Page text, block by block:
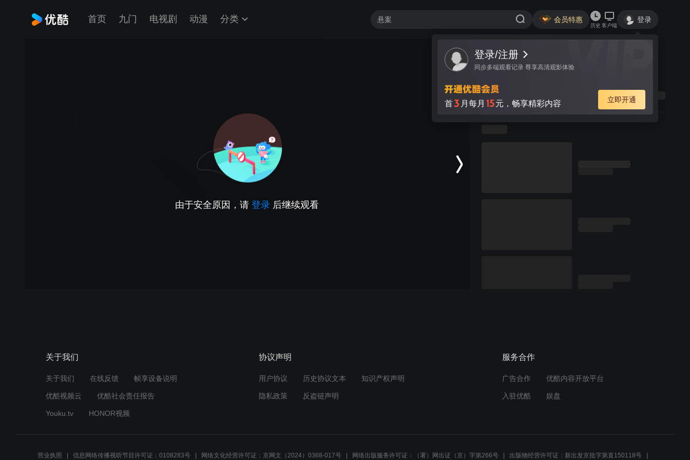
首页 九门 电视剧 动漫 分类 会员特惠
历史 客户端
登录
登录/注册
同步多端观看记录 尊享高清观影体验
首3 月每月 15元，畅享精彩内容 立即开通
由于安全原因，请 登录 后继续观看
关于我们
关于我们 在线反馈 帧享设备说明
优酷视频云 优酷社会责任报告
Youku.tv HONOR视频
协议声明
用户协议 历史协议文本 知识产权声明
隐私政策 反盗链声明
服务合作
广告合作 优酷内容开放平台
入驻优酷 娱盘
营业执照 信息网络传播视听节目许可证：0108283号 网络文化经营许可证：京网文（2024）0368-017号 网络出版服务许可证：（署）网出证（京）字第266号 出版物经营许可证：新出发京批字第直150118号